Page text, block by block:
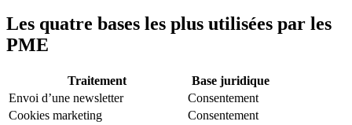
Les quatre bases les plus utilisées par les
PME
Traitement
Base juridique
Envoi d’une newsletter
Consentement
Cookies marketing
Consentement